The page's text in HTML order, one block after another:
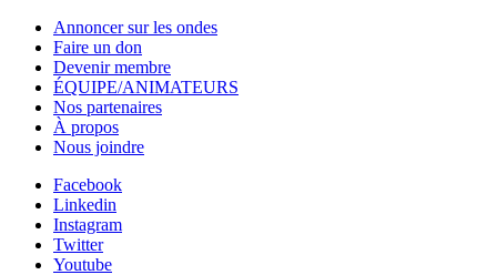
Annoncer sur les ondes
Faire un don
Devenir membre
ÉQUIPE/ANIMATEURS
Nos partenaires
À propos
Nous joindre
Facebook
Linkedin
Instagram
Twitter
Youtube